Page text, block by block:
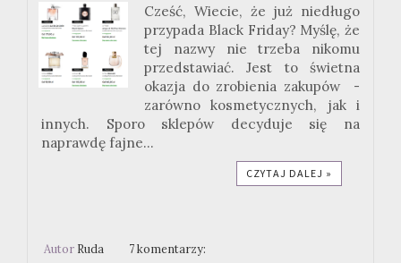
Cześć, Wiecie, że już niedługo
przypada Black Friday? Myślę, że
tej nazwy nie trzeba nikomu
przedstawiać. Jest to świetna
okazja do zrobienia zakupów -
zarówno kosmetycznych, jak i
innych. Sporo sklepów decyduje się na
naprawdę fajne...
CZYTAJ DALEJ »
Autor Ruda 7 komentarzy: